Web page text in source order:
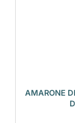
AMARONE